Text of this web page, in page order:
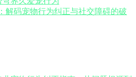
解码宠物行为纠正与社交障碍的破